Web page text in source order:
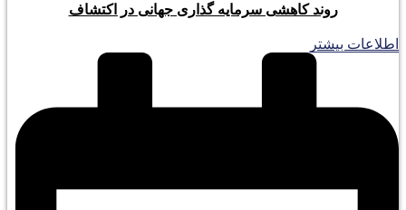
روند کاهشی سرمایه گذاری جهانی در اکتشاف
اطلاعات بیشتر